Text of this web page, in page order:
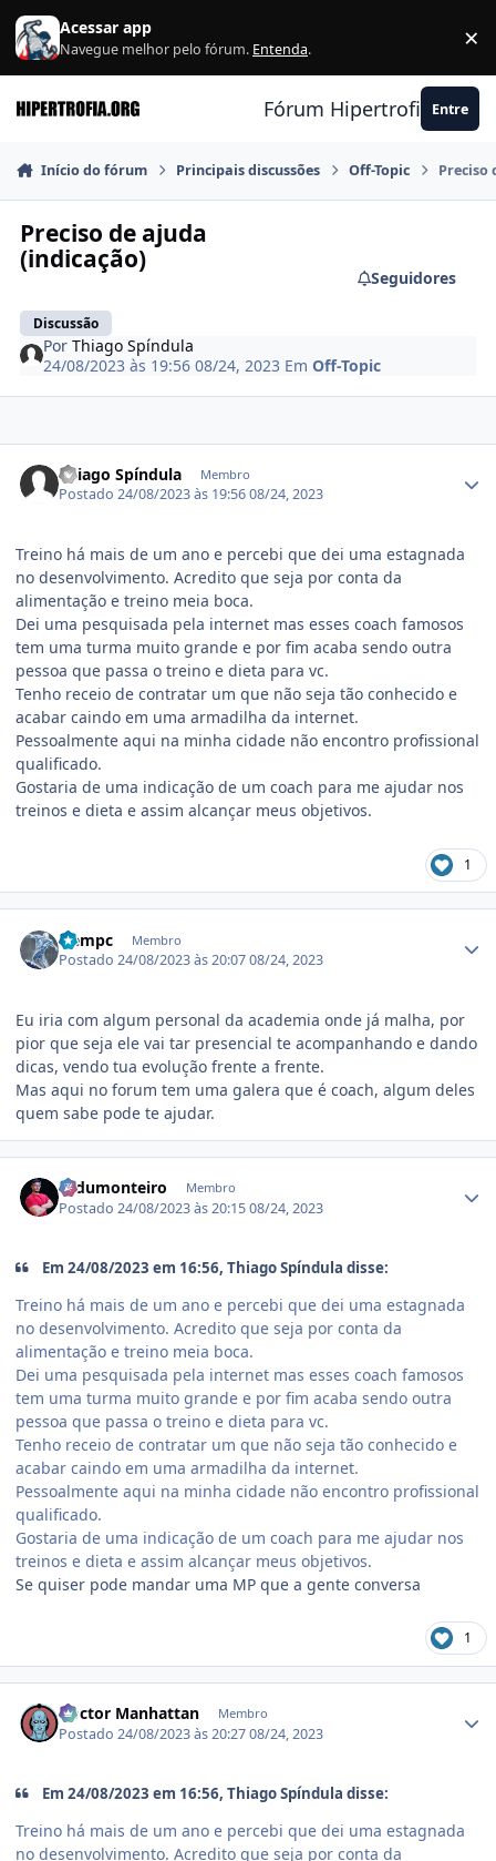
Ir para conteúdo
Acessar app
Navegue melhor pelo fórum. Entenda. ×
Fórum Hipertrofia.org
Entre
Início do fórum Principais discussões Off-Topic Preciso
Preciso de ajuda
(indicação)
Discussão
Seguidores
PorThiago Spíndula
24/08/2023 às 19:5608/24, 2023 EmOff-Topic
Thiago Spíndula Membro
Postado24/08/2023 às 19:5608/24, 2023
Treino há mais de um ano e percebi que dei uma estagnada
no desenvolvimento. Acredito que seja por conta da
alimentação e treino meia boca.
Dei uma pesquisada pela internet mas esses coach famosos
tem uma turma muito grande e por fim acaba sendo outra
pessoa que passa o treino e dieta para vc.
Tenho receio de contratar um que não seja tão conhecido e
acabar caindo em uma armadilha da internet.
Pessoalmente aqui na minha cidade não encontro profissional
qualificado.
Gostaria de uma indicação de um coach para me ajudar nos
treinos e dieta e assim alcançar meus objetivos.
1
icempc Membro
Postado24/08/2023 às 20:0708/24, 2023
Eu iria com algum personal da academia onde já malha, por
pior que seja ele vai tar presencial te acompanhando e dando
dicas, vendo tua evolução frente a frente.
Mas aqui no forum tem uma galera que é coach, algum deles
quem sabe pode te ajudar.
cadumonteiro Membro
Postado24/08/2023 às 20:1508/24, 2023
Em 24/08/2023 em 16:56, Thiago Spíndula disse:
Treino há mais de um ano e percebi que dei uma estagnada
no desenvolvimento. Acredito que seja por conta da
alimentação e treino meia boca.
Dei uma pesquisada pela internet mas esses coach famosos
tem uma turma muito grande e por fim acaba sendo outra
pessoa que passa o treino e dieta para vc.
Tenho receio de contratar um que não seja tão conhecido e
acabar caindo em uma armadilha da internet.
Pessoalmente aqui na minha cidade não encontro profissional
qualificado.
Gostaria de uma indicação de um coach para me ajudar nos
treinos e dieta e assim alcançar meus objetivos.
Se quiser pode mandar uma MP que a gente conversa
1
Doctor Manhattan Membro
Postado24/08/2023 às 20:2708/24, 2023
Em 24/08/2023 em 16:56, Thiago Spíndula disse:
Treino há mais de um ano e percebi que dei uma estagnada
no desenvolvimento. Acredito que seja por conta da